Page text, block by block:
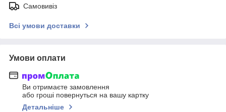
Самовивіз
Всі умови доставки
Умови оплати
Ви отримаєте замовлення
або гроші повернуться на вашу картку
Детальніше